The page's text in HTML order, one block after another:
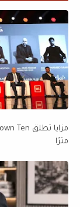
مترًا